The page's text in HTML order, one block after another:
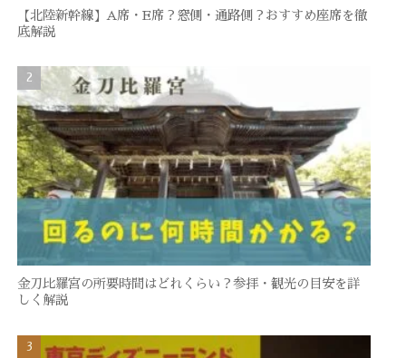
【北陸新幹線】A席・E席？窓側・通路側？おすすめ座席を徹
底解説
金刀比羅宮の所要時間はどれくらい？参拝・観光の目安を詳
しく解説